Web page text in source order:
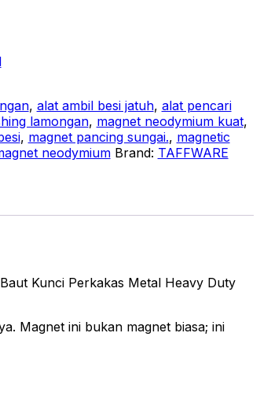
, alat ambil besi jatuh, alat pencari
lamongan, magnet neodymium kuat,
, magnet pancing sungai., magnetic
neodymium Brand: TAFFWARE
Kunci Perkakas Metal Heavy Duty
Magnet ini bukan magnet biasa; ini